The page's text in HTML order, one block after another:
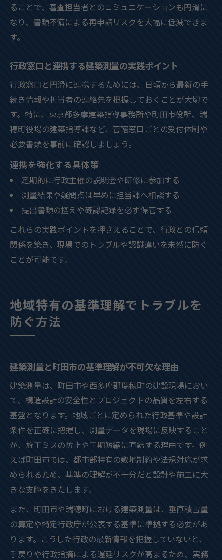
ることで、審査担当者とのコミュニケーションも円滑に
なり、書類不備による再申請リスクを大幅に低減できま
す。
行政窓口と連携する建築測量の実践ポイント
行政窓口と円滑に連携するためには、日頃から最新の手
続き情報や担当者の連絡先を把握しておくことが大切で
す。特に、東京都多摩建築指導事務所や町田市役所、瑞
穂町役場の建築指導課など、管轄窓口ごとの受付体制や
必要書類を事前に確認しましょう。
連携を強化する具体策
定期的に行政主催の説明会や研修に参加する
測量結果や疑問点は早めに担当課へ相談する
提出書類の控えや確認記録を必ず保管する
これらの実践ポイントを押さえることで、行政との信頼
関係を築き、現場でのトラブルや認識違いを未然に防ぐ
ことが可能です。
地域特有の基準理解でトラブルを
防ぐ方法
建築測量と町田市の基準理解が不可欠な理由
建築測量は、町田市や西多摩郡瑞穂町の建設現場におい
て、構造設計の安全性とプロジェクトの品質を左右する
基盤となります。地域ごとに定められた行政基準や設計
条件を正確に把握し、測量データを現場に反映すること
が、施工ミスの防止や工期短縮に直結する理由です。例
えば町田市では、都市部特有の敷地制約や法規対応が求
められるため、基準の理解が不十分だと設計や施工に大
きな支障をきたします。
また、町田市や瑞穂町における建築測量は、垂直積雪量
の算定や特定行政庁が公表する基準に準拠する必要があ
ります。こうした行政の最新情報を把握していないと、
手戻りや行政指摘による遅延リスクが高まるため、実務